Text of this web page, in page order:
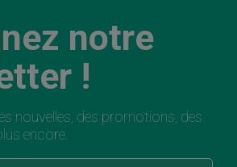
notre
!
nouvelles, des promotions, des
encore.